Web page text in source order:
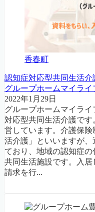
香春町
認知症対応型共同生活介
グループホームマイライ
2022年1月29日
グループホームマイラ
対応型共同生活介護で
営しています。介護保
活介護」といいますが
ており、地域の認知症
共同生活施設です。入
請求を行...